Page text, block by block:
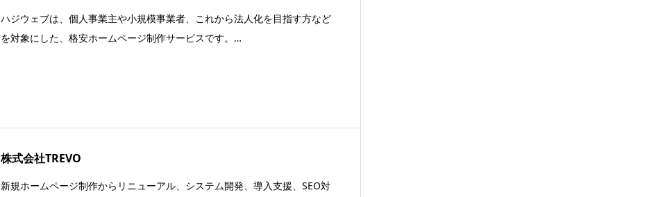
ハジウェブは、個人事業主や小規模事業者、これから法人化を目指す方など
を対象にした、格安ホームページ制作サービスです。…
株式会社TREVO
新規ホームページ制作からリニューアル、システム開発、導入支援、SEO対